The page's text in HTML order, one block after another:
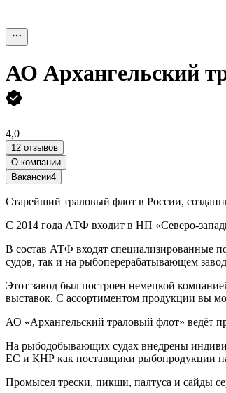
АО Архангельский
4,0
12 отзывов
О компании
Вакансии4
Старейший траловый флот в России,
С 2014 года АТФ входит в НП «Северо-
В состав АТФ входят специализированные
судов, так и на рыбоперерабатывающем
Этот завод был построен немецкой
выставок. С ассортиментом продукции вы
АО «Архангельский траловый флот» ведёт
На рыбодобывающих судах внедрены
ЕС и КНР как поставщики рыбопродукции
Промысел трески, пикши, палтуса и сайды